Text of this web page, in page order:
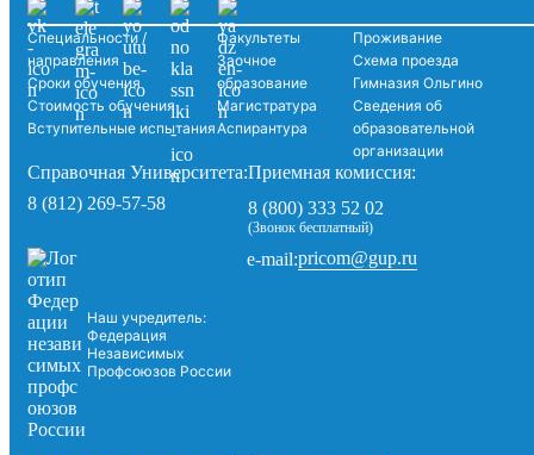
Специальности /
направления
Сроки обучения
Стоимость обучения
Вступительные испытания
Факультеты
Заочное
образование
Магистратура
Аспирантура
Проживание
Схема проезда
Гимназия Ольгино
Сведения об
образовательной
организации
Справочная Университета:
8 (812) 269-57-58
Приемная комиссия:
8 (800) 333 52 02
(Звонок бесплатный)
Наш учредитель:
Федерация
Независимых
Профсоюзов России
e-mail:pricom@gup.ru